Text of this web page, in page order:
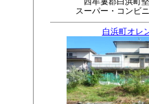
スーパー・コンビ
白浜町オレ